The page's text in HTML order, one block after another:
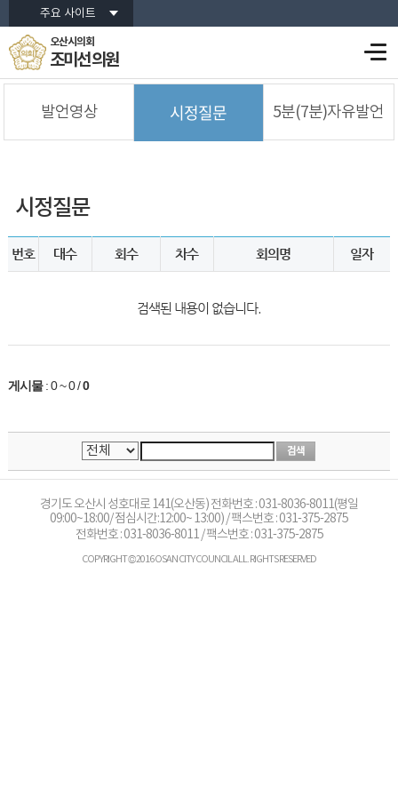
주요 사이트
오산시의회
조미선 의원
발언영상 시정질문 5분(7분)자유발언
시정질문
번호 대수 회수 차수 회의명 일자
검색된 내용이 없습니다.
게시물: 0 ~ 0/0
경기도 오산시 성호대로 141(오산동) 전화번호 : 031-8036-8011(평일
09:00~18:00/ 점심시간:12:00~ 13:00) / 팩스번호 : 031-375-2875
전화번호 :031-8036-8011/ 팩스번호 : 031-375-2875
COPYRIGHT © 2016 OSAN CITY COUNCIL ALL. RIGHTS RESERVED